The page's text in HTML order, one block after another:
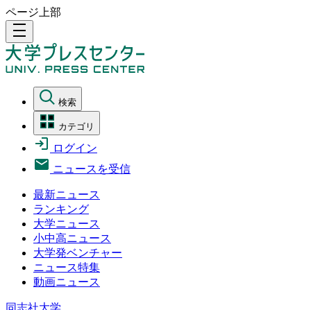
ページ上部
density_medium
検索
カテゴリ
ログイン
ニュースを受信
最新ニュース
ランキング
大学ニュース
小中高ニュース
大学発ベンチャー
ニュース特集
動画ニュース
同志社大学